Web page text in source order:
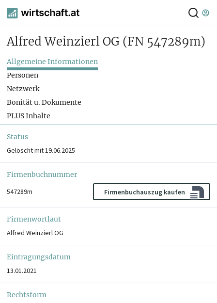
Alfred Weinzierl OG (FN 547289m)
Allgemeine Informationen
Personen
Netzwerk
Bonität u. Dokumente
PLUS Inhalte
Status
Gelöscht mit 19.06.2025
Firmenbuchnummer
547289m
Firmenbuchauszug kaufen
Firmenwortlaut
Alfred Weinzierl OG
Eintragungsdatum
13.01.2021
Rechtsform